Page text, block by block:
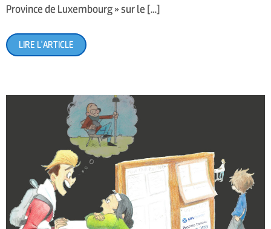
Province de Luxembourg » sur le […]
LIRE L'ARTICLE